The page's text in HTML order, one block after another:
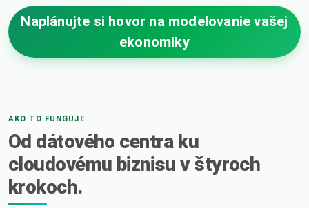
Naplánujte si hovor na modelovanie vašej
ekonomiky
AKO TO FUNGUJE
Od dátového centra ku
cloudovému biznisu v štyroch
krokoch.